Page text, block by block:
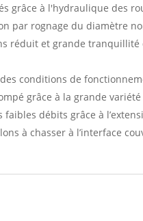
grâce à l'hydraulique des
par rognage du diamètre
réduit et grande
conditions de
grâce à la grande
débits grâce à
à chasser à l’interface